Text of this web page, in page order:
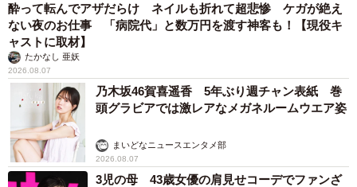
酔って転んでアザだらけ ネイルも折れて超悲惨 ケガが絶え
ない夜のお仕事 「病院代」と数万円を渡す神客も！【現役キ
ャストに取材】
たかなし 亜妖
2026.08.07
乃木坂46賀喜遥香 5年ぶり週チャン表紙 巻
頭グラビアでは激レアなメガネルームウエア姿
まいどなニュースエンタメ部
2026.08.07
3児の母 43歳女優の肩見せコーデでファンざ